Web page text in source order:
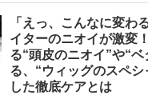
「えっ、こんなに変わ
イターのニオイが激変
る“頭皮のニオイ”や“
る、“ウィッグのスペ
した徹底ケアとは